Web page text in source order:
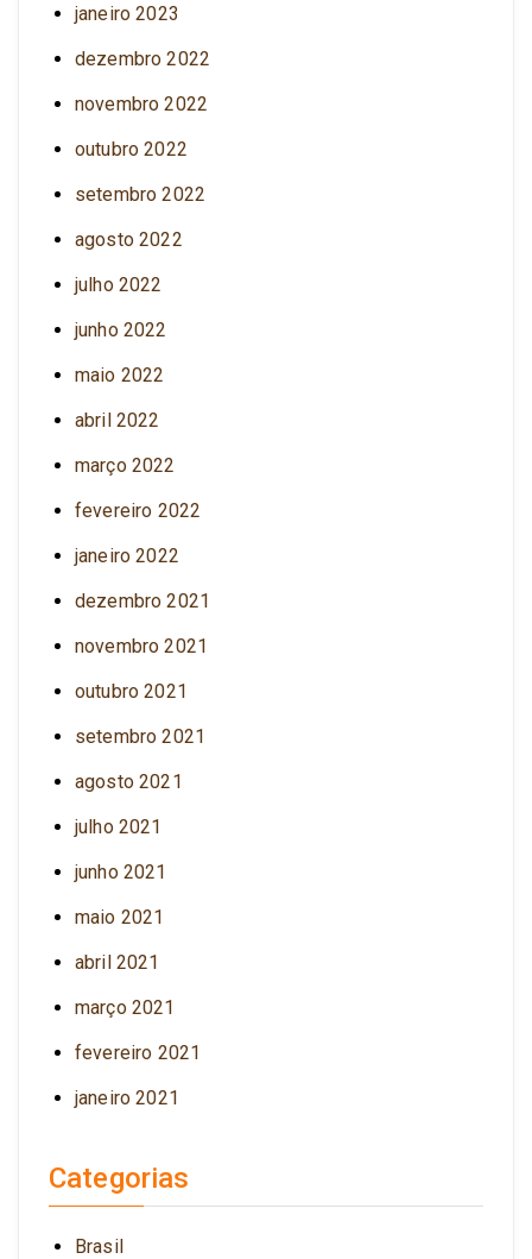
janeiro 2023
dezembro 2022
novembro 2022
outubro 2022
setembro 2022
agosto 2022
julho 2022
junho 2022
maio 2022
abril 2022
março 2022
fevereiro 2022
janeiro 2022
dezembro 2021
novembro 2021
outubro 2021
setembro 2021
agosto 2021
julho 2021
junho 2021
maio 2021
abril 2021
março 2021
fevereiro 2021
janeiro 2021
Categorias
Brasil